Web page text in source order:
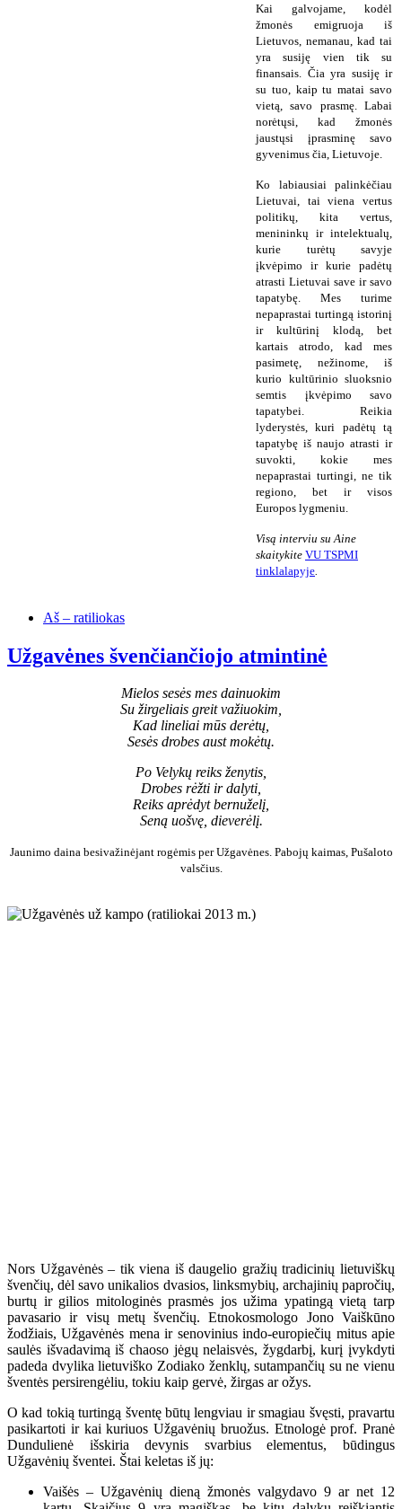
Kai galvojame, kodėl
žmonės emigruoja iš
Lietuvos, nemanau, kad tai
yra susiję vien tik su
finansais. Čia yra susiję ir
su tuo, kaip tu matai savo
vietą, savo prasmę. Labai
norėtųsi, kad žmonės
jaustųsi įprasminę savo
gyvenimus čia, Lietuvoje.
Ko labiausiai palinkėčiau
Lietuvai, tai viena vertus
politikų, kita vertus,
menininkų ir intelektualų,
kurie turėtų savyje
įkvėpimo ir kurie padėtų
atrasti Lietuvai save ir savo
tapatybę. Mes turime
nepaprastai turtingą istorinį
ir kultūrinį klodą, bet
kartais atrodo, kad mes
pasimetę, nežinome, iš
kurio kultūrinio sluoksnio
semtis įkvėpimo savo
tapatybei. Reikia
lyderystės, kuri padėtų tą
tapatybę iš naujo atrasti ir
suvokti, kokie mes
nepaprastai turtingi, ne tik
regiono, bet ir visos
Europos lygmeniu.
Visą interviu su Aine
skaitykite VU TSPMI
tinklalapyje
Aš – ratiliokas
Užgavėnes švenčiančiojo atmintinė
Mielos sesės mes dainuokim
Su žirgeliais greit važiuokim,
Kad lineliai mūs derėtų,
Sesės drobes aust mokėtų.
Po Velykų reiks ženytis,
Drobes rėžti ir dalyti,
Reiks aprėdyt bernuželį,
Seną uošvę, dieverėlį.
Jaunimo daina besivažinėjant rogėmis per Užgavėnes. Pabojų kaimas, Pušaloto
valsčius.
Nors Užgavėnės – tik viena iš daugelio gražių tradicinių lietuviškų
švenčių, dėl savo unikalios dvasios, linksmybių, archajinių papročių,
burtų ir gilios mitologinės prasmės jos užima ypatingą vietą tarp
pavasario ir visų metų švenčių. Etnokosmologo Jono Vaiškūno
žodžiais, Užgavėnės mena ir senovinius indo-europiečių mitus apie
saulės išvadavimą iš chaoso jėgų nelaisvės, žygdarbį, kurį įvykdyti
padeda dvylika lietuviško Zodiako ženklų, sutampančių su ne vienu
šventės persirengėliu, tokiu kaip gervė, žirgas ar ožys.
O kad tokią turtingą šventę būtų lengviau ir smagiau švęsti, pravartu
pasikartoti ir kai kuriuos Užgavėnių bruožus. Etnologė prof. Pranė
Dundulienė išskiria devynis svarbius elementus, būdingus
Užgavėnių šventei. Štai keletas iš jų:
Vaišės – Užgavėnių dieną žmonės valgydavo 9 ar net 12